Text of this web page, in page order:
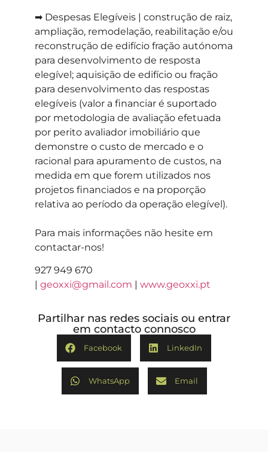
➡ Despesas Elegíveis | construção de raiz,
ampliação, remodelação, reabilitação e/ou
reconstrução de edifício fração autónoma
para desenvolvimento de resposta
elegível; aquisição de edifício ou fração
para desenvolvimento das respostas
elegíveis (valor a financiar é suportado
por metodologia de avaliação efetuada
por perito avaliador imobiliário que
demonstre o custo de mercado e o
racional para apuramento de custos, na
medida em que forem utilizados nos
projetos financiados e na proporção
relativa ao período da operação elegível).
Para mais informações não hesite em
contactar-nos!
927 949 670
| geoxxi@gmail.com | www.geoxxi.pt
Partilhar nas redes sociais ou entrar
em contacto connosco
Facebook LinkedIn
WhatsApp Email